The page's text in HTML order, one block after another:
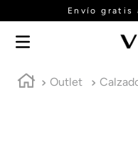
Envío gratis
Outlet